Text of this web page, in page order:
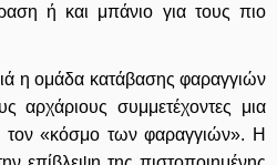
ή και μπάνιο για τους πιο
η ομάδα κατάβασης φαραγγιών
αρχάριους συμμετέχοντες μια
τον «κόσμο των φαραγγιών». Η